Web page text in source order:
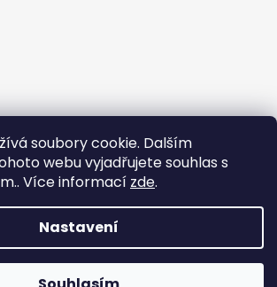
soubory cookie. Dalším
webu vyjadřujete souhlas s
Více informací zde.
Nastavení